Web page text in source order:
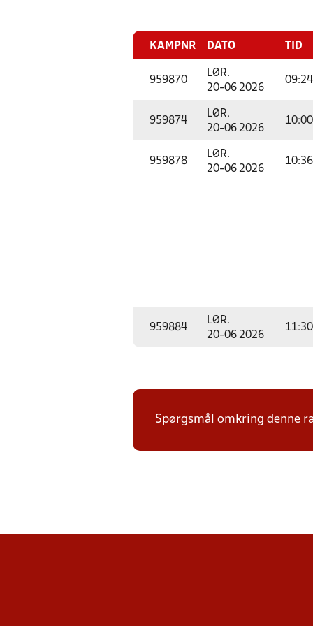
KAMPNR DATO TID
959870
LØR.
20-06 2026
09:24
959874
LØR.
20-06 2026
10:00
959878
LØR.
20-06 2026
10:36
959884
LØR.
20-06 2026
11:30
Spørgsmål omkring denne